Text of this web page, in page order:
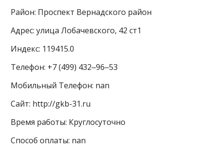
Район: Проспект Вернадского район
Адрес: улица Лобачевского, 42 ст1
Индекс: 119415.0
Телефон: +7 (499) 432‒96‒53
Мобильный Телефон: nan
Сайт: http://gkb-31.ru
Время работы: Круглосуточно
Способ оплаты: nan